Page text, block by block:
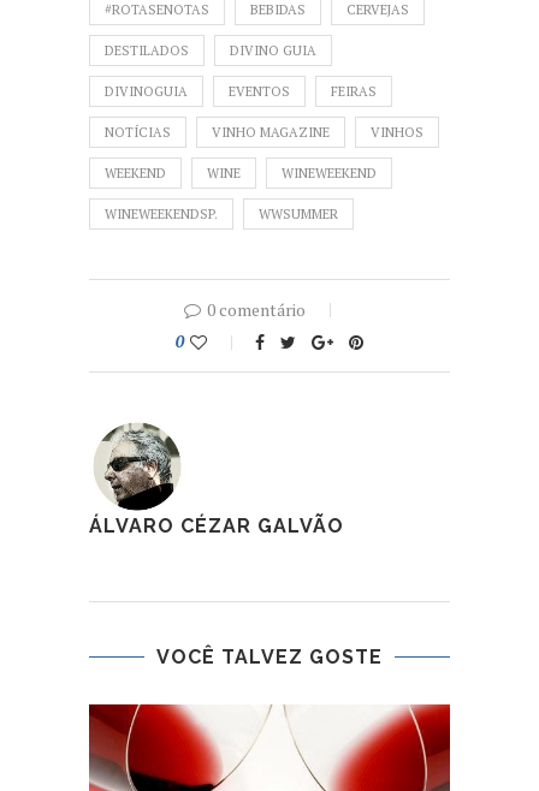
#ROTASENOTAS BEBIDAS CERVEJAS
DESTILADOS DIVINO GUIA
DIVINOGUIA EVENTOS FEIRAS
NOTÍCIAS VINHO MAGAZINE VINHOS
WEEKEND WINE WINEWEEKEND
WINEWEEKENDSP. WWSUMMER
0 comentário
0
ÁLVARO CÉZAR GALVÃO
VOCÊ TALVEZ GOSTE